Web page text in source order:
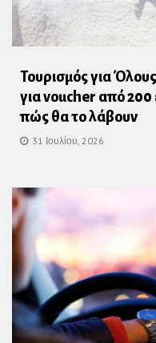
Τουρισμός για
για voucher από 200
πώς θα το λάβουν
31 Ιουλίου, 2026